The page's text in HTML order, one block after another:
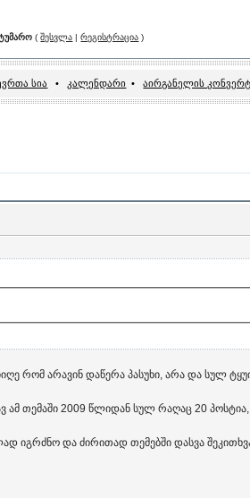
(შესვლა |რეგისტრაცია )
სია • კალენდარი • აირგანელის
რომ არავინ დაწერა პასუხი, არა და სულ
თემაში 2009 წლიდან სულ რაღაც 20 პოსტია,
და ძირითად თემებში დასვა შეკითხვა,